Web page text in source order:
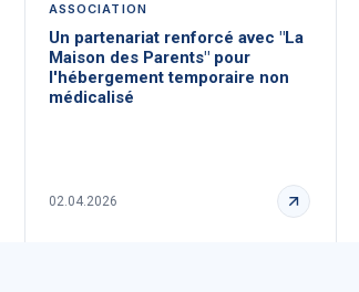
ASSOCIATION
Un partenariat renforcé avec "La
Maison des Parents" pour
l'hébergement temporaire non
médicalisé
02.04.2026